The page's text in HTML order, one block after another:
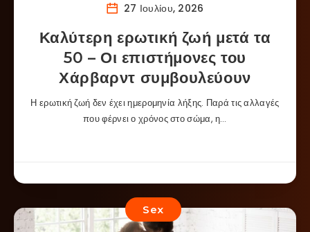
27 Ιουλίου, 2026
Καλύτερη ερωτική ζωή μετά τα
50 – Οι επιστήμονες του
Χάρβαρντ συμβουλεύουν
Η ερωτική ζωή δεν έχει ημερομηνία λήξης. Παρά τις αλλαγές
που φέρνει ο χρόνος στο σώμα, η…
Sex